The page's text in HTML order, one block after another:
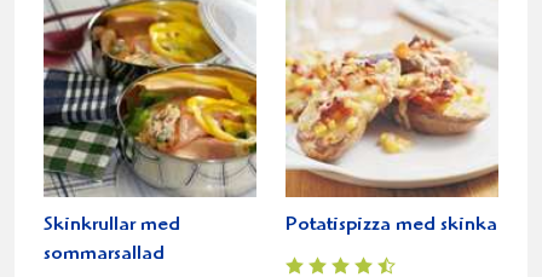
Skinkrullar med
sommarsallad
Potatispizza med skinka